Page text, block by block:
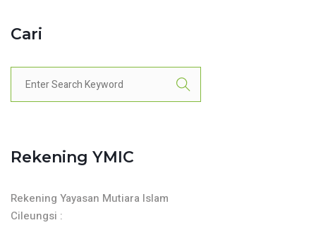
Cari
Rekening YMIC
Rekening Yayasan Mutiara Islam
Cileungsi :